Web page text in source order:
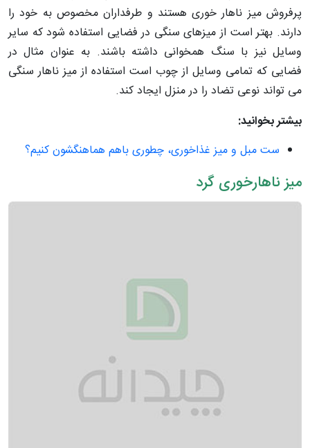
پرفروش میز ناهار خوری هستند و طرفداران مخصوص به خود را
دارند. بهتر است از میزهای سنگی در فضایی استفاده شود که سایر
وسایل نیز با سنگ همخوانی داشته باشند. به عنوان مثال در
فضایی که تمامی وسایل از چوب است استفاده از میز ناهار سنگی
می تواند نوعی تضاد را در منزل ایجاد کند.
بیشتر بخوانید:
ست مبل و میز غذا‌خوری، چطوری باهم هماهنگشون کنیم؟
میز ناهارخوری گرد